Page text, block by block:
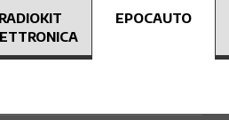
RADIOKIT
EPOCAUTO